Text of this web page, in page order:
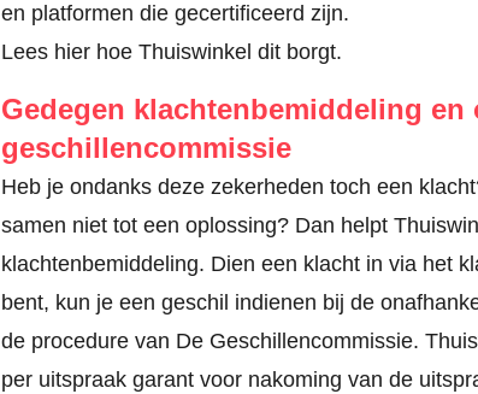
en platformen die gecertificeerd zijn.
Lees hier hoe Thuiswinkel dit borgt.
Gedegen klachtenbemiddeling en
geschillencommissie
Heb je ondanks deze zekerheden toch een
samen niet tot een oplossing? Dan helpt
klachtenbemiddeling. Dien een klacht in via het
bent, kun je een geschil indienen bij de
de procedure van De Geschillencommissie.
per uitspraak garant voor nakoming van de